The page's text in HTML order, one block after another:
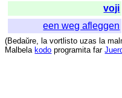
voji
een weg afleggen
(Bedaŭre, la vortlisto uzas la
Malbela kodo programita far